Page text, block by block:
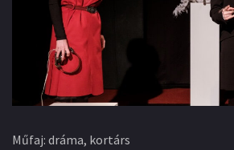
Műfaj: dráma, kortárs